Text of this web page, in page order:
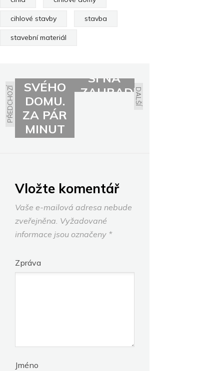
cihlové stavby stavba
stavební materiál
PŘEDCHOZÍ
SPOČÍTEJTE
SVÉHO
DOMU.
ZA PÁR
MINUT
A
DALŠÍ
SI NA
ZAHRADĚ
CHODNÍK
Vložte komentář
Vaše e-mailová adresa nebude
zveřejněna. Vyžadované
informace jsou označeny *
Zpráva
Jméno